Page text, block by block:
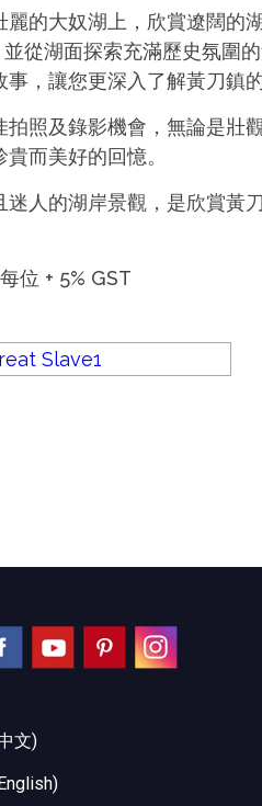
麗的大奴湖上，欣賞遼闊的
從湖面探索充滿歷史氛圍
，讓您更深入了解黃刀鎮的
拍照及錄影機會，無論是壯
而美好的回憶。
迷人的湖岸景觀，是欣賞黃
位 + 5% GST
文)